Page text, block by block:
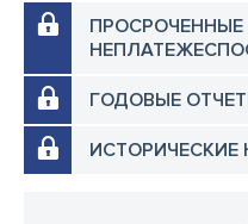
ГОДОВЫЕ
ИСТОРИЧЕСКИЕ